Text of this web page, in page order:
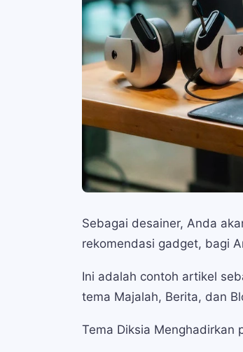
Sebagai desainer, Anda
rekomendasi gadget, bagi
Ini adalah contoh artikel
tema Majalah, Berita, dan
Tema Diksia Menghadirkan